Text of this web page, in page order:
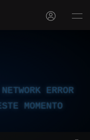
ERROR
MOMENTO